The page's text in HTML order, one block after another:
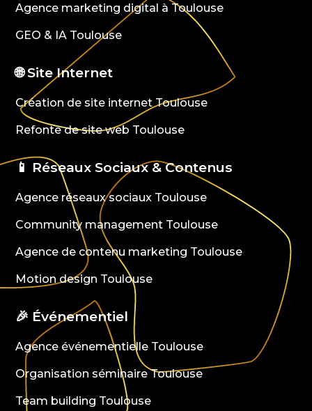
Agence marketing digital à Toulouse
GEO & IA Toulouse
🌐 Site Internet
Création de site internet Toulouse
Refonte de site web Toulouse
📱 Réseaux Sociaux & Contenus
Agence réseaux sociaux Toulouse
Community management Toulouse
Agence de contenu marketing Toulouse
Motion design Toulouse
🎉 Événementiel
Agence événementielle Toulouse
Organisation séminaire Toulouse
Team building Toulouse